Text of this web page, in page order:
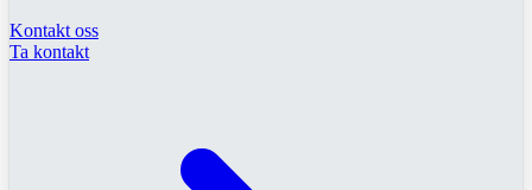
Kontakt oss
Ta kontakt